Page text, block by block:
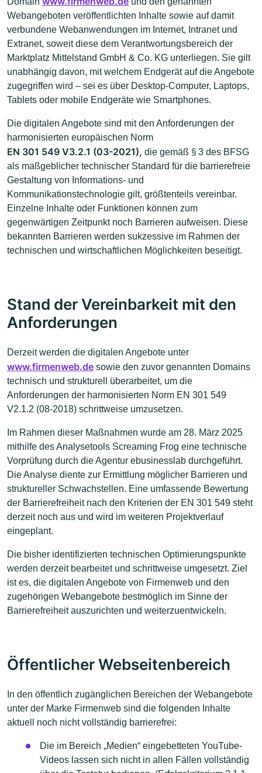
Webangeboten veröffentlichten Inhalte sowie auf damit
verbundene Webanwendungen im Internet, Intranet und
Extranet, soweit diese dem Verantwortungsbereich der
Marktplatz Mittelstand GmbH & Co. KG unterliegen. Sie gilt
unabhängig davon, mit welchem Endgerät auf die Angebote
zugegriffen wird – sei es über Desktop-Computer, Laptops,
Tablets oder mobile Endgeräte wie Smartphones.
Die digitalen Angebote sind mit den Anforderungen der
harmonisierten europäischen Norm
EN 301 549 V3.2.1 (03-2021), die gemäß § 3 des BFSG
als maßgeblicher technischer Standard für die barrierefreie
Gestaltung von Informations- und
Kommunikationstechnologie gilt, größtenteils vereinbar.
Einzelne Inhalte oder Funktionen können zum
gegenwärtigen Zeitpunkt noch Barrieren aufweisen. Diese
bekannten Barrieren werden sukzessive im Rahmen der
technischen und wirtschaftlichen Möglichkeiten beseitigt.
Stand der Vereinbarkeit mit den
Anforderungen
Derzeit werden die digitalen Angebote unter
www.firmenweb.de sowie den zuvor genannten Domains
technisch und strukturell überarbeitet, um die
Anforderungen der harmonisierten Norm EN 301 549
V2.1.2 (08-2018) schrittweise umzusetzen.
Im Rahmen dieser Maßnahmen wurde am 28. März 2025
mithilfe des Analysetools Screaming Frog eine technische
Vorprüfung durch die Agentur ebusinesslab durchgeführt.
Die Analyse diente zur Ermittlung möglicher Barrieren und
struktureller Schwachstellen. Eine umfassende Bewertung
der Barrierefreiheit nach den Kriterien der EN 301 549 steht
derzeit noch aus und wird im weiteren Projektverlauf
eingeplant.
Die bisher identifizierten technischen Optimierungspunkte
werden derzeit bearbeitet und schrittweise umgesetzt. Ziel
ist es, die digitalen Angebote von Firmenweb und den
zugehörigen Webangebote bestmöglich im Sinne der
Barrierefreiheit auszurichten und weiterzuentwickeln.
Öffentlicher Webseitenbereich
In den öffentlich zugänglichen Bereichen der Webangebote
unter der Marke Firmenweb sind die folgenden Inhalte
aktuell noch nicht vollständig barrierefrei:
Die im Bereich „Medien“ eingebetteten YouTube-
Videos lassen sich nicht in allen Fällen vollständig